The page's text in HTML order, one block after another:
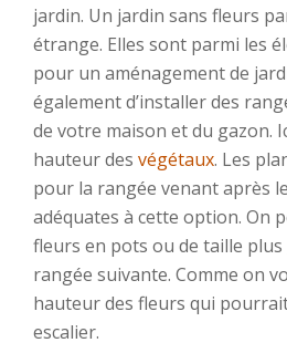
jardin. Un jardin sans fleurs
étrange. Elles sont parmi les
pour un aménagement de
également d’installer des
de votre maison et du gazon.
hauteur des végétaux. Les
pour la rangée venant après
adéquates à cette option. On
fleurs en pots ou de taille
rangée suivante. Comme on
hauteur des fleurs qui
escalier.